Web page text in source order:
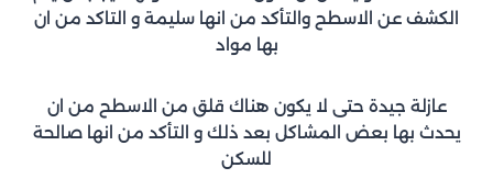
الكشف عن الاسطح والتأكد من انها سليمة و التاكد من ان
بها مواد
عازلة جيدة حتى لا يكون هناك قلق من الاسطح من ان
يحدث بها بعض المشاكل بعد ذلك و التأكد من انها صالحة
للسكن